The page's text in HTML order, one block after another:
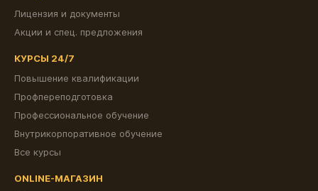
Лицензия и документы
Акции и спец. предложения
КУРСЫ 24/7
Повышение квалификации
Профпереподготовка
Профессиональное обучение
Внутрикорпоративное обучение
Все курсы
ONLINE-МАГАЗИН